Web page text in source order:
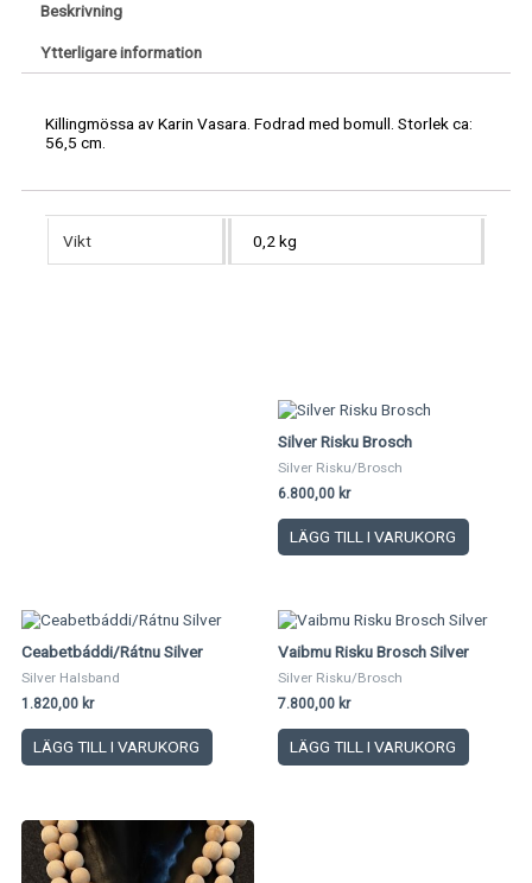
Beskrivning
Ytterligare information
Killingmössa av Karin Vasara. Fodrad med bomull. Storlek ca:
56,5 cm.
Vikt 0,2 kg
Silver Risku Brosch
Silver Risku/Brosch
6.800,00 kr
LÄGG TILL I VARUKORG
Ceabetbáddi/Rátnu Silver
Silver Halsband
1.820,00 kr
LÄGG TILL I VARUKORG
Vaibmu Risku Brosch Silver
Silver Risku/Brosch
7.800,00 kr
LÄGG TILL I VARUKORG